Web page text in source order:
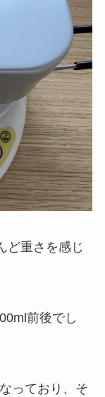
ど重さを感じ
前後でし
っており、そ